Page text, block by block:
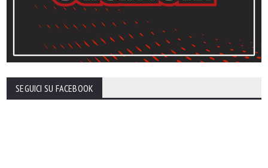
SEGUICI SU FACEBOOK